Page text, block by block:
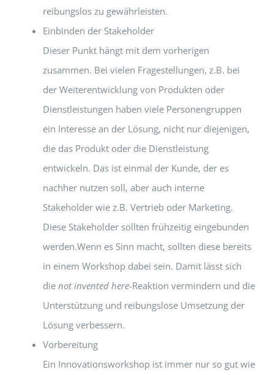
reibungslos zu gewährleisten.
Einbinden der Stakeholder
Dieser Punkt hängt mit dem vorherigen
zusammen. Bei vielen Fragestellungen, z.B. bei
der Weiterentwicklung von Produkten oder
Dienstleistungen haben viele Personengruppen
ein Interesse an der Lösung, nicht nur diejenigen,
die das Produkt oder die Dienstleistung
entwickeln. Das ist einmal der Kunde, der es
nachher nutzen soll, aber auch interne
Stakeholder wie z.B. Vertrieb oder Marketing.
Diese Stakeholder sollten frühzeitig eingebunden
werden.Wenn es Sinn macht, sollten diese bereits
in einem Workshop dabei sein. Damit lässt sich
die not invented here-Reaktion vermindern und die
Unterstützung und reibungslose Umsetzung der
Lösung verbessern.
Vorbereitung
Ein Innovationsworkshop ist immer nur so gut wie